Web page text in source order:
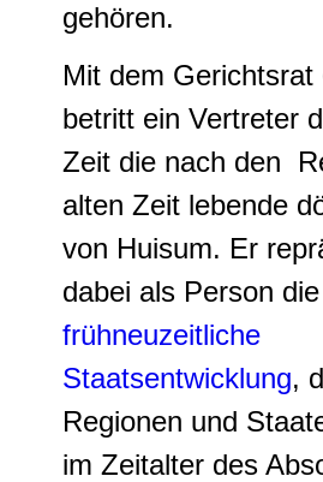
gehören.
Mit dem Gerichtsrat
betritt ein Vertreter
Zeit die nach den
alten Zeit lebende
von Huisum. Er
dabei als Person die
frühneuzeitliche
Staatsentwicklung,
Regionen und
im Zeitalter des